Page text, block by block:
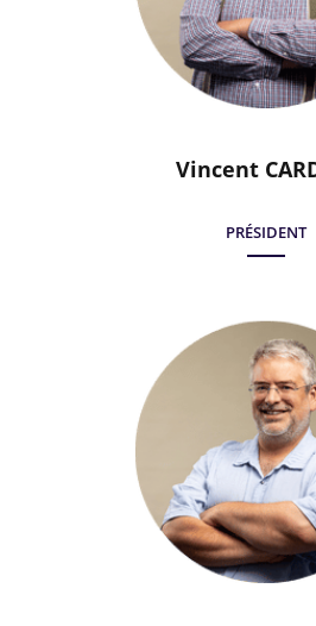
Vincent
PRÉSIDENT